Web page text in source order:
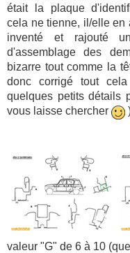
était la plaque
cela ne tienne, il/elle en
inventé et rajouté
d'assemblage des
bizarre tout comme la
donc corrigé tout
quelques petits détails
vous laisse chercher
valeur "G" de 6 à 10